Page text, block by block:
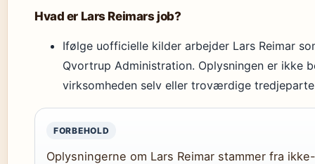
Hvad er Lars Reimars job?
Ifølge uofficielle kilder arbejder Lars Reimar
Qvortrup Administration. Oplysningen er ikke
virksomheden selv eller troværdige
FORBEHOLD
Oplysningerne om Lars Reimar stammer fra